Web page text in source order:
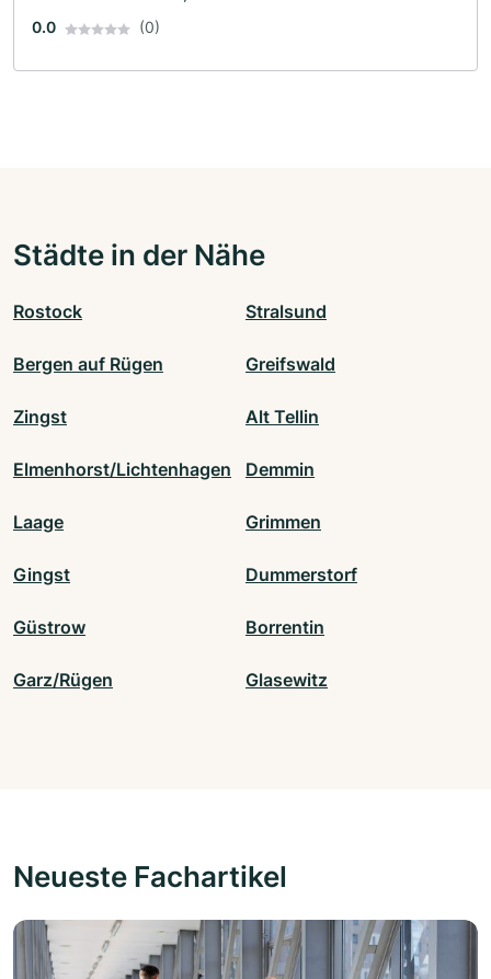
0.0 (0)
Städte in der Nähe
Rostock Stralsund
Bergen auf Rügen Greifswald
Zingst Alt Tellin
Elmenhorst/Lichtenhagen Demmin
Laage Grimmen
Gingst Dummerstorf
Güstrow Borrentin
Garz/Rügen Glasewitz
Neueste Fachartikel